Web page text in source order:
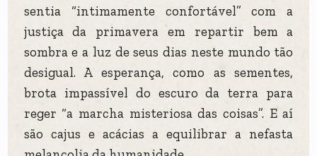
sentia “intimamente confortável” com a
justiça da primavera em repartir bem a
sombra e a luz de seus dias neste mundo tão
desigual. A esperança, como as sementes,
brota impassível do escuro da terra para
reger “a marcha misteriosa das coisas”. E aí
são cajus e acácias a equilibrar a nefasta